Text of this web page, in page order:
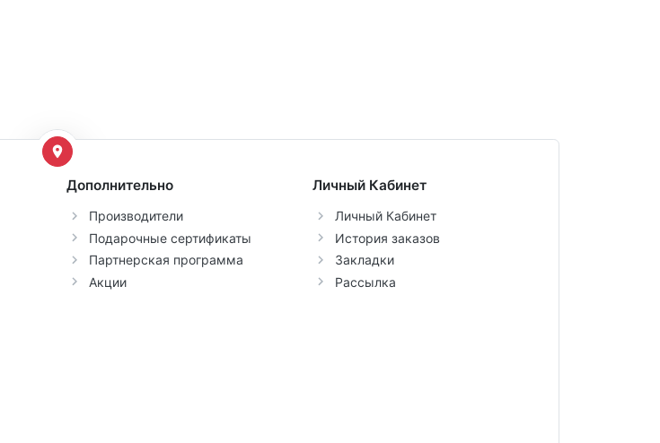
Дополнительно
Производители
Подарочные сертификаты
Партнерская программа
Акции
Личный Кабинет
Личный Кабинет
История заказов
Закладки
Рассылка